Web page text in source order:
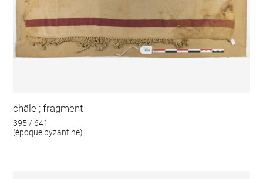
châle ; fragment
395 / 641
(époque byzantine)